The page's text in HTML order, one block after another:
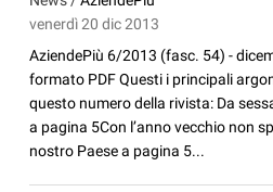
venerdì 20 dic 2013
AziendePiù 6/2013 (fasc. 54) -
formato PDF Questi i principali
questo numero della rivista: Da
a pagina 5Con l’anno vecchio non
nostro Paese a pagina 5...